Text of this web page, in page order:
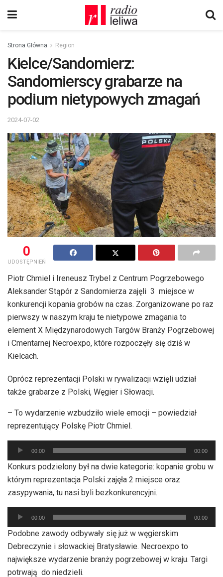
Strona Główna Region
Kielce/Sandomierz:
Sandomierscy grabarze na
podium nietypowych zmagań
2024-07-02
0
UDOSTĘPNIEŃ
Piotr Chmiel i Ireneusz Trybel z Centrum Pogrzebowego
Aleksander Stąpór z Sandomierza zajęli 3 miejsce w
konkurencji kopania grobów na czas. Zorganizowane po raz
pierwszy w naszym kraju te nietypowe zmagania to
element X Międzynarodowych Targów Branży Pogrzebowej
i Cmentarnej Necroexpo, które rozpoczęły się dziś w
Kielcach.
Oprócz reprezentacji Polski w rywalizacji wzięli udział
także grabarze z Polski, Węgier i Słowacji.
– To wydarzenie wzbudziło wiele emocji – powiedział
reprezentujący Polskę Piotr Chmiel.
Odtwarzacz
plików
dźwiękowych
00:00 00:00
Konkurs podzielony był na dwie kategorie: kopanie grobu w
którym reprezentacja Polski zajęła 2 miejsce oraz
zasypywania, tu nasi byli bezkonkurencyjni.
Odtwarzacz
plików
dźwiękowych
00:00 00:00
Podobne zawody odbywały się już w węgierskim
Debreczynie i słowackiej Bratysławie. Necroexpo to
największe wydarzenie branży pogrzebowej w kraju. Targi
potrwają do niedzieli.